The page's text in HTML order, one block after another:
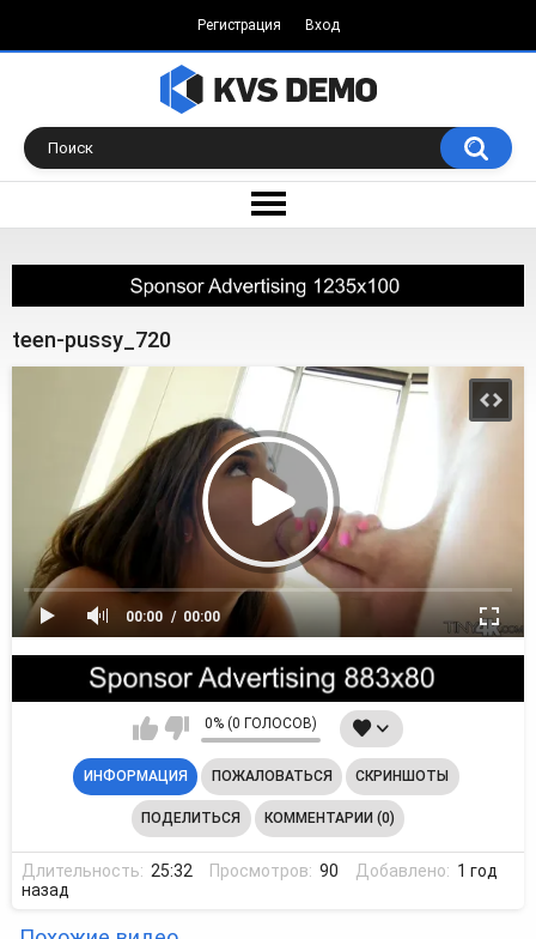
Регистрация Вход
teen-pussy_720
00:00 00:00
0% (0 ГОЛОСОВ)
ИНФОРМАЦИЯ ПОЖАЛОВАТЬСЯ СКРИНШОТЫ
ПОДЕЛИТЬСЯ КОММЕНТАРИИ (0)
Длительность: 25:32 Просмотров: 90 Добавлено: 1 год
назад